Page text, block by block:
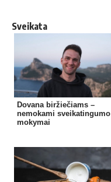
Sveikata
Dovana biržiečiams –
nemokami sveikatingumo
mokymai